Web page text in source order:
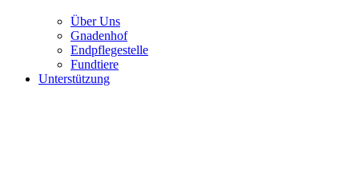
Über Uns
Gnadenhof
Endpflegestelle
Fundtiere
Unterstützung